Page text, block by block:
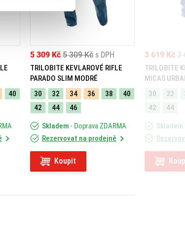
40
5 309 Kč
5 309 Kč s DPH
TRILOBITE KEVLAROVÉ RIFLE
PARADO SLIM MODRÉ
30
32 34 36 38
40
42
44 46
Skladem - Doprava ZDARMA
Rezervovat na prodejně
Koupit
3
3 619 Kč
TRILOBITE
MICAS
30
32
42
44
Skladem